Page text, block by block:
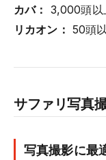
カバ： 3,000頭以
リカオン： 50頭
サファリ写真
写真撮影に最